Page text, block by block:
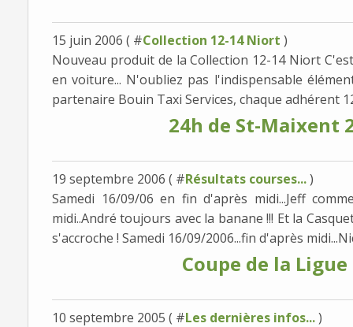
15 juin 2006 ( #Collection 12-14 Niort )
Nouveau produit de la Collection 12-14 Niort
en voiture... N'oubliez pas l'indispensable
partenaire Bouin Taxi Services, chaque adhérent
24h de St-Maixent
19 septembre 2006 ( #Résultats courses...)
Samedi 16/09/06 en fin d'après midi...Jeff
midi..André toujours avec la banane !!! Et la
s'accroche ! Samedi 16/09/2006...fin d'après
Coupe de la
10 septembre 2005 ( #Les dernières infos...)